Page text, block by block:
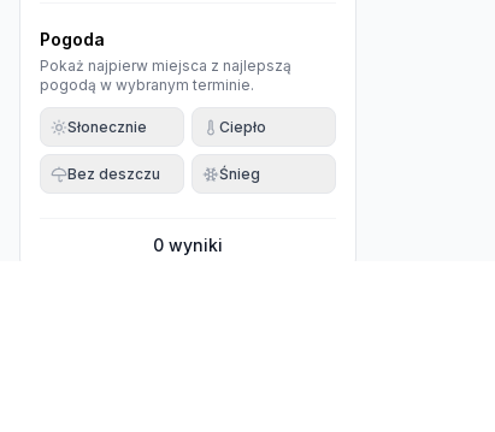
Pogoda
Pokaż najpierw miejsca z najlepszą
pogodą w wybranym terminie.
Słonecznie Ciepło
Bez deszczu Śnieg
0 wyniki